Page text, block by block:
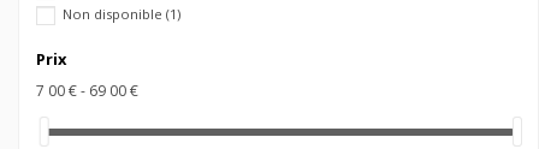
Non disponible (1)
Prix
7 00 € - 69 00 €